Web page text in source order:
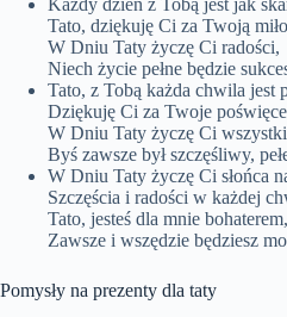
Tato, dziękuję Ci za Twoją
W Dniu Taty życzę Ci radości,
Niech życie pełne będzie
Tato, z Tobą każda chwila jest
Dziękuję Ci za Twoje
W Dniu Taty życzę Ci
Byś zawsze był szczęśliwy,
W Dniu Taty życzę Ci słońca
Szczęścia i radości w każdej
Tato, jesteś dla mnie bohaterem,
Zawsze i wszędzie będziesz
Pomysły na prezenty dla taty